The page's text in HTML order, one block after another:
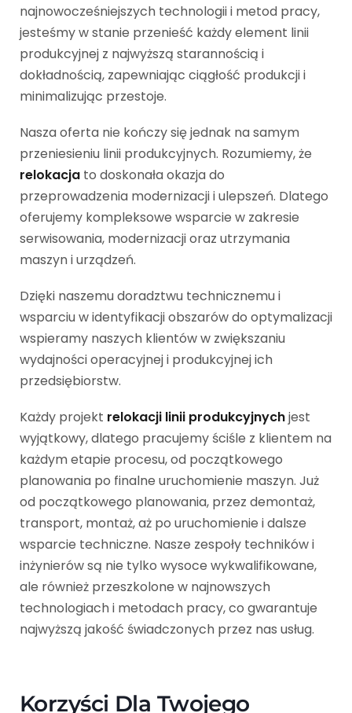
najnowocześniejszych technologii i metod pracy,
jesteśmy w stanie przenieść każdy element linii
produkcyjnej z najwyższą starannością i
dokładnością, zapewniając ciągłość produkcji i
minimalizując przestoje.
Nasza oferta nie kończy się jednak na samym
przeniesieniu linii produkcyjnych. Rozumiemy, że
relokacja to doskonała okazja do
przeprowadzenia modernizacji i ulepszeń. Dlatego
oferujemy kompleksowe wsparcie w zakresie
serwisowania, modernizacji oraz utrzymania
maszyn i urządzeń.
Dzięki naszemu doradztwu technicznemu i
wsparciu w identyfikacji obszarów do optymalizacji
wspieramy naszych klientów w zwiększaniu
wydajności operacyjnej i produkcyjnej ich
przedsiębiorstw.
Każdy projekt relokacji linii produkcyjnychjest
wyjątkowy, dlatego pracujemy ściśle z klientem na
każdym etapie procesu, od początkowego
planowania po finalne uruchomienie maszyn. Już
od początkowego planowania, przez demontaż,
transport, montaż, aż po uruchomienie i dalsze
wsparcie techniczne. Nasze zespoły techników i
inżynierów są nie tylko wysoce wykwalifikowane,
ale również przeszkolone w najnowszych
technologiach i metodach pracy, co gwarantuje
najwyższą jakość świadczonych przez nas usług.
Korzyści Dla Twojego